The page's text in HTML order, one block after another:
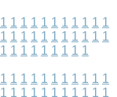
1 1 1 1 1 1 1 1 1 1 1
1 1 1 1 1 1 1 1 1 1 1
1 1 1 1 1 1 1 1 1
1 1 1 1 1 1 1 1 1 1 1
1 1 1 1 1 1 1 1 1 1 1